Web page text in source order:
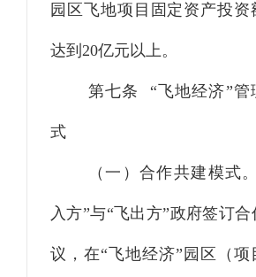
园区飞地项目固定资产投资
达到20亿元以上。
第七条 “飞地经济”管
式
（一）合作共建模式。
入方”与“飞出方”政府签订合
议，在“飞地经济”园区（项